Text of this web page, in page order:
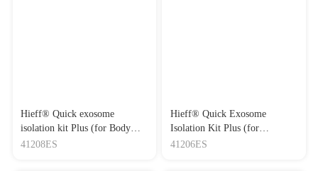
Hieff® Quick exosome
isolation kit Plus (for Body
Fluids) 体液外泌体快速提取
41208ES
Hieff® Quick Exosome
Isolation Kit Plus (for
Serum/Plasma) 血清/血浆外泌
41206ES